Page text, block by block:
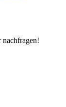
nachfragen!